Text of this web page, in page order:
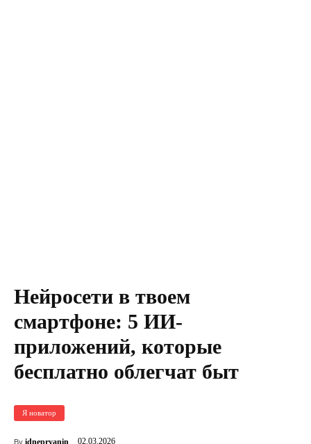
Нейросети в твоем
смартфоне: 5 ИИ-
приложений, которые
бесплатно облегчат быт
Я новатор
By idnepryanin 02.03.2026